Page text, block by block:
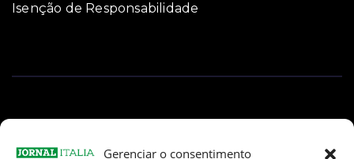
Gerenciar o consentimento
Isenção de Responsabilidade